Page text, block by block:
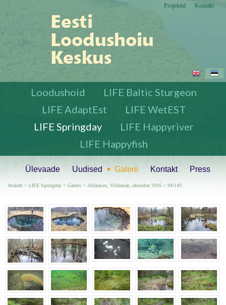
Projektid Kontakt
Loodushoid
LIFE Baltic Sturgeon
LIFE AdaptEst
LIFE WetEST
LIFE Springday
LIFE Happyriver
LIFE Happyfish
Ülevaade Uudised Galerii Kontakt Press
Avaleht > LIFE Springday > Galerii > Allikasoo, Viidumäe, oktoober 2016 > 94/143